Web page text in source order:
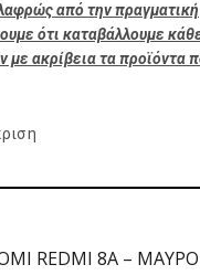
από την πραγματική
ότι καταβάλλουμε
με ακρίβεια τα προϊόντα
REDMI 8A – ΜΑΥΡΟ